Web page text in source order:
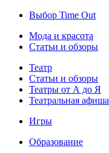
Выбор Time Out
Мода и красота
Статьи и обзоры
Театр
Статьи и обзоры
Театры от А до Я
Театральная афиша
Игры
Образование